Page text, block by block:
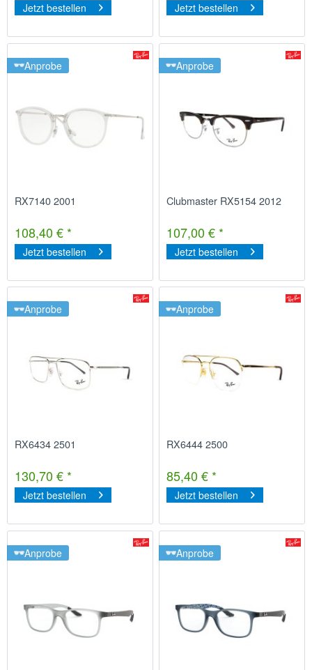
Jetzt bestellen Jetzt bestellen
Anprobe
RX7140 2001
108,40 € *
Jetzt bestellen
Anprobe
Clubmaster RX5154 2012
107,00 € *
Jetzt bestellen
Anprobe
RX6434 2501
130,70 € *
Jetzt bestellen
Anprobe
RX6444 2500
85,40 € *
Jetzt bestellen
Anprobe Anprobe